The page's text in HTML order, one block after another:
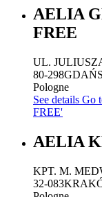
AELIA
FREE
UL.
80-298
Pologne
See details Go
FREE'
AELIA
KPT. M.
32-083